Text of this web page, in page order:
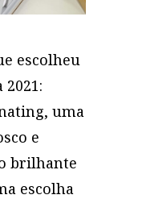
escolheu
uma
e
brilhante
escolha